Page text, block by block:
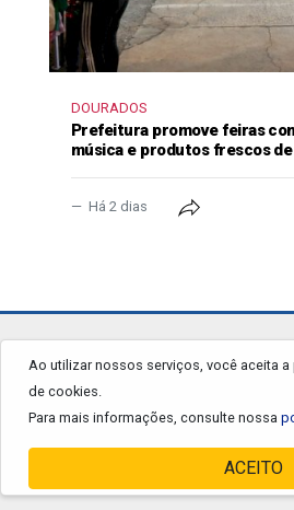
DOURADOS
Prefeitura promove feiras
música e produtos frescos
Há 2 dias
Ao utilizar nossos serviços, você aceita
de cookies.
Para mais informações, consulte nossa
ACEITO